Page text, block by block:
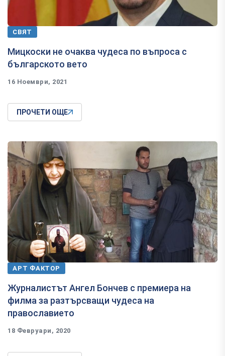
СВЯТ
Мицкоски не очаква чудеса по въпроса с
българското вето
16 Ноември, 2021
ПРОЧЕТИ ОЩЕ
АРТ ФАКТОР
Журналистът Ангел Бончев с премиера на
филма за разтърсващи чудеса на
православието
18 Февруари, 2020